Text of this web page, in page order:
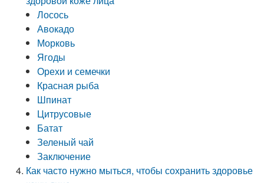
Лосось
Авокадо
Морковь
Ягоды
Орехи и семечки
Красная рыба
Шпинат
Цитрусовые
Батат
Зеленый чай
Заключение
Как часто нужно мыться, чтобы сохранить здоровье